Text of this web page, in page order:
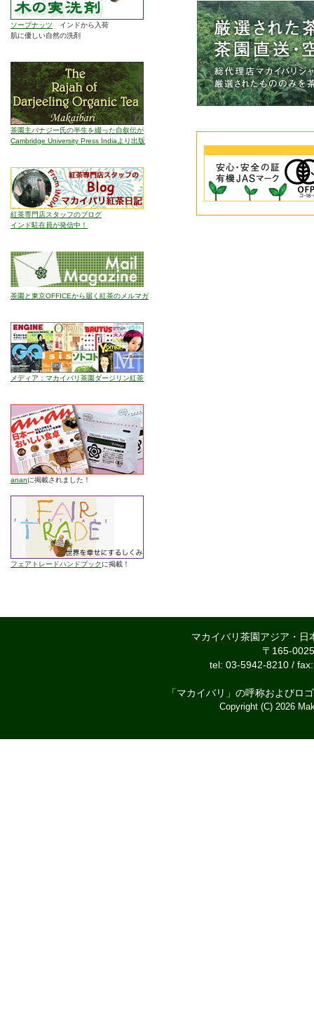
ソープナッツ インドから入荷
肌に優しい自然の洗剤
茶園主バナジー氏の半生を綴った自叙伝が
Cambridge University Press Indiaより出版
紅茶専門店スタッフのブログ
インド駐在員が発信中！
茶園と東京OFFICEから届く紅茶のメルマガ
メディア：マカイバリ茶園ダージリン紅茶
ananに掲載されました！
フェアトレードハンドブックに掲載！
マカイバリ茶園アジア・
〒165-
tel: 03-5942-8210 /
「マカイバリ」の呼称およびロ
Copyright (C) 2026